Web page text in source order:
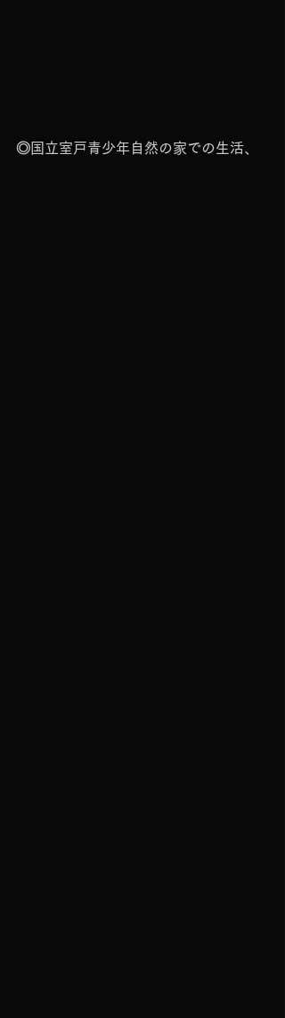
◎国立室戸青少年自然の家での生活、